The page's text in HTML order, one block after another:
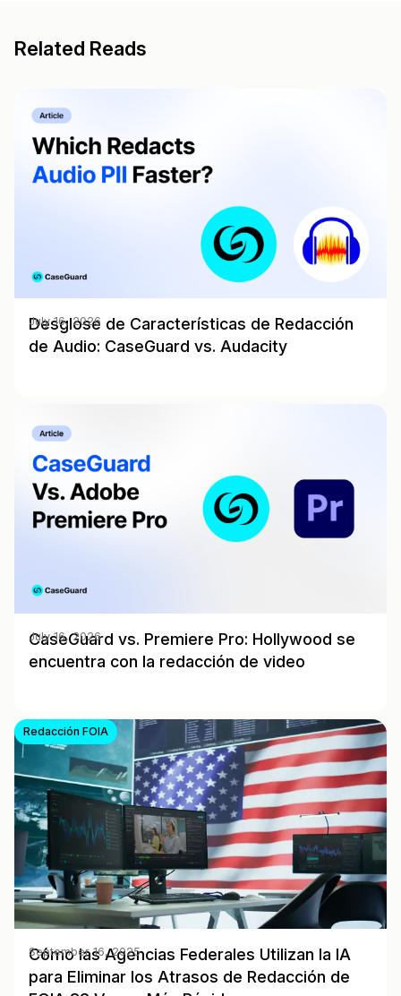
Related Reads
Desglose de Características de Redacción
de Audio: CaseGuard vs. Audacity
July 16, 2026
CaseGuard vs. Premiere Pro: Hollywood se
encuentra con la redacción de video
July 16, 2026
Redacción FOIA
Cómo las Agencias Federales Utilizan la IA
para Eliminar los Atrasos de Redacción de
September 16, 2025